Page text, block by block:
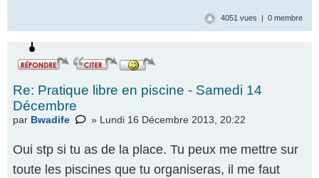
4051 vues | 0 membre
Re: Pratique libre en piscine - Samedi 14
Décembre
par Bwadife » Lundi 16 Décembre 2013, 20:22
Oui stp si tu as de la place. Tu peux me mettre sur
toute les piscines que tu organiseras, il me faut